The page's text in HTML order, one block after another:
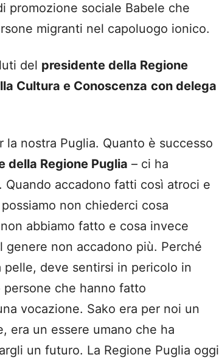
promozione sociale Babele che
migranti nel capoluogo ionico.
del presidente della Regione
Cultura e Conoscenza con delega
nostra Puglia. Quanto è successo
della Regione Puglia – ci ha
accadono fatti così atroci e
non chiederci cosa
abbiamo fatto e cosa invece
non accadono più. Perché
deve sentirsi in pericolo in
che hanno fatto
vocazione. Sako era per noi un
era un essere umano che ha
un futuro. La Regione Puglia oggi